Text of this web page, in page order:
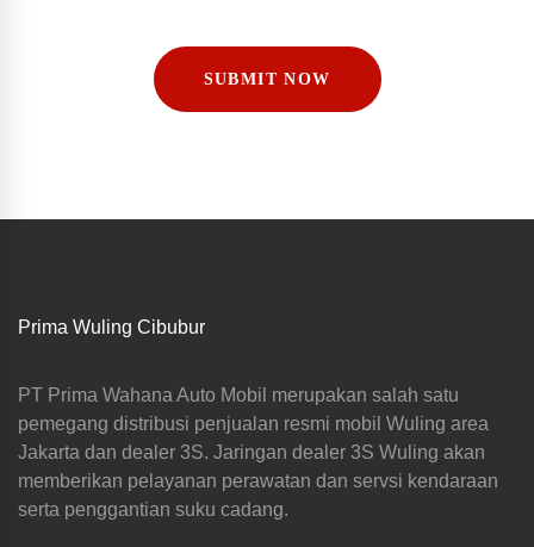
Prima Wuling Cibubur
PT Prima Wahana Auto Mobil merupakan salah satu
pemegang distribusi penjualan resmi mobil Wuling area
Jakarta dan dealer 3S. Jaringan dealer 3S Wuling akan
memberikan pelayanan perawatan dan servsi kendaraan
serta penggantian suku cadang.